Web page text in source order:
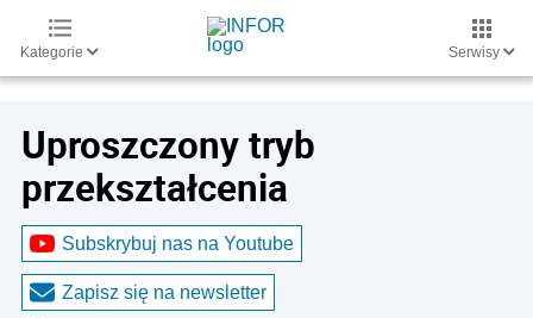
Kategorie Serwisy
Uproszczony tryb
przekształcenia
Subskrybuj nas na Youtube
Zapisz się na newsletter